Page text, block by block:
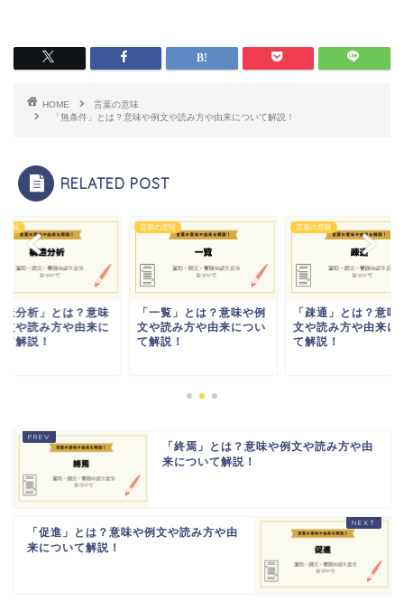
HOME
言葉の意味
「無条件」とは？意味や例文や読み方や由来について解説！
RELATED POST
意味
造分析」とは？意味
文や読み方や由来に
て解説！
言葉の意味
「一覧」とは？意味や例
文や読み方や由来につい
て解説！
言葉の意味
「疎通」とは？意味
文や読み方や由来に
て解説！
「終焉」とは？意味や例文や読み方や由
来について解説！
「促進」とは？意味や例文や読み方や由
来について解説！